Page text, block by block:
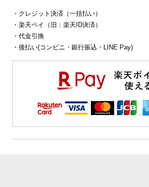
・クレジット決済（一括払い）
・楽天ペイ（旧：楽天ID決済）
・代金引換
・後払い(コンビニ・銀行振込・LINE Pay)